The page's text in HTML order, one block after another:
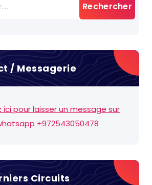
/ Messagerie
ici pour laisser un message sur
+972543050478
Circuits